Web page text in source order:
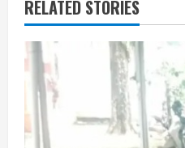
RELATED STORIES